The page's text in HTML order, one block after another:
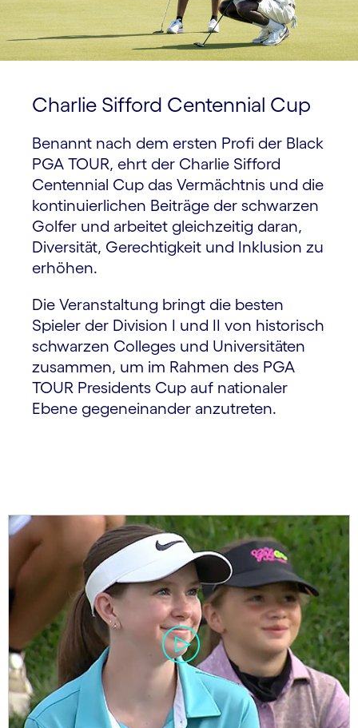
Charlie Sifford Centennial Cup
Benannt nach dem ersten Profi der Black
PGA TOUR, ehrt der Charlie Sifford
Centennial Cup das Vermächtnis und die
kontinuierlichen Beiträge der schwarzen
Golfer und arbeitet gleichzeitig daran,
Diversität, Gerechtigkeit und Inklusion zu
erhöhen.
Die Veranstaltung bringt die besten
Spieler der Division I und II von historisch
schwarzen Colleges und Universitäten
zusammen, um im Rahmen des PGA
TOUR Presidents Cup auf nationaler
Ebene gegeneinander anzutreten.